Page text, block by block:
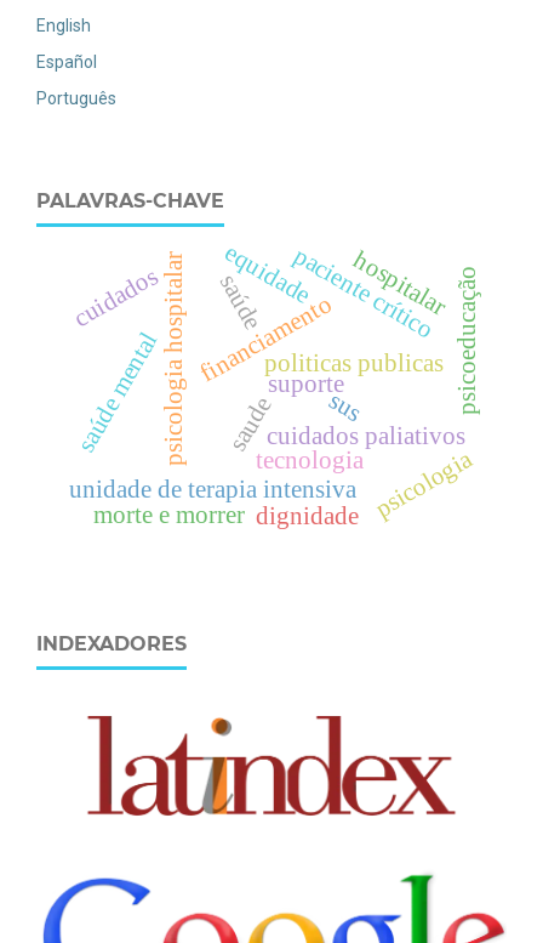
English
Español
Português
PALAVRAS-CHAVE
sus
politicas publicas
saude
financiamento
cuidados paliativos
psicologia hospitalar saúde
unidade de terapia intensiva
paciente crítico
saúde mental
tecnologia
cuidados
psicologia
hospitalarpsicoeducação
dignidade
suporte
equidade
morte e morrer
INDEXADORES